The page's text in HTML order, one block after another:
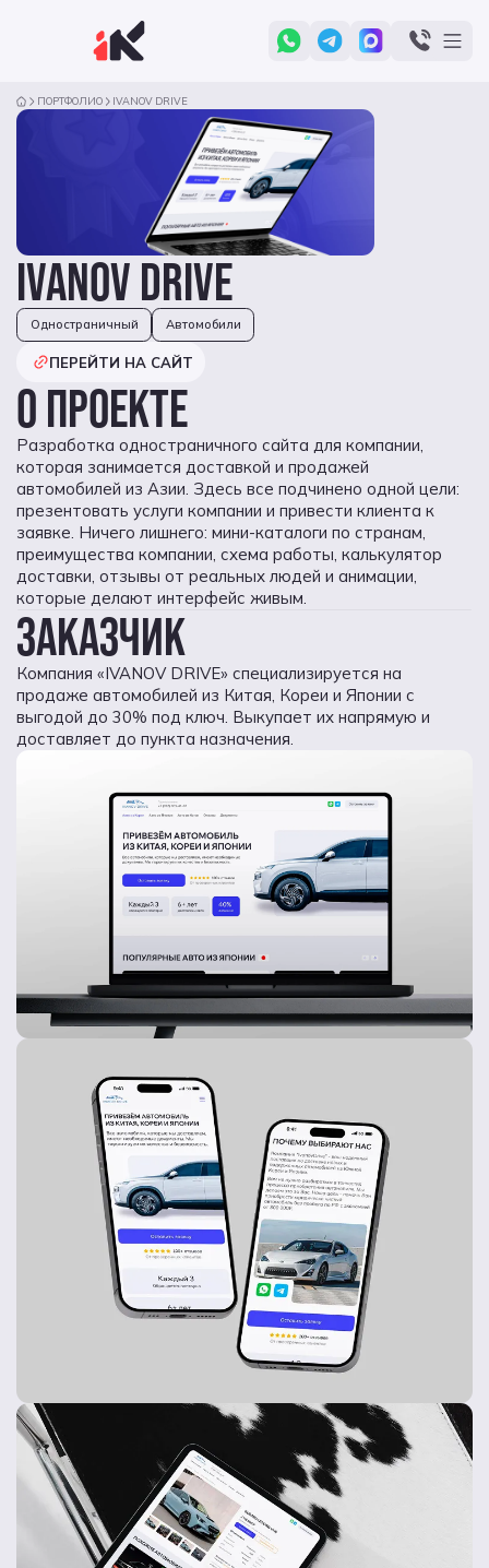
ПОРТФОЛИО IVANOV DRIVE
IVANOV DRIVE
Одностраничный Автомобили
ПЕРЕЙТИ НА САЙТ
О ПРОЕКТЕ
Разработка одностраничного сайта для компании,
которая занимается доставкой и продажей
автомобилей из Азии. Здесь все подчинено одной цели:
презентовать услуги компании и привести клиента к
заявке. Ничего лишнего: мини-каталоги по странам,
преимущества компании, схема работы, калькулятор
доставки, отзывы от реальных людей и анимации,
которые делают интерфейс живым.
ЗАКАЗЧИК
Компания «IVANOV DRIVE» специализируется на
продаже автомобилей из Китая, Кореи и Японии с
выгодой до 30% под ключ. Выкупает их напрямую и
доставляет до пункта назначения.